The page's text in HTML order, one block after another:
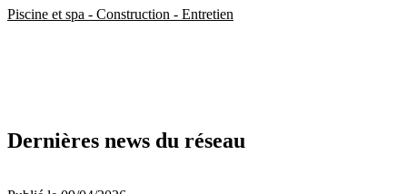
Piscine et spa - Construction - Entretien
Dernières news du réseau